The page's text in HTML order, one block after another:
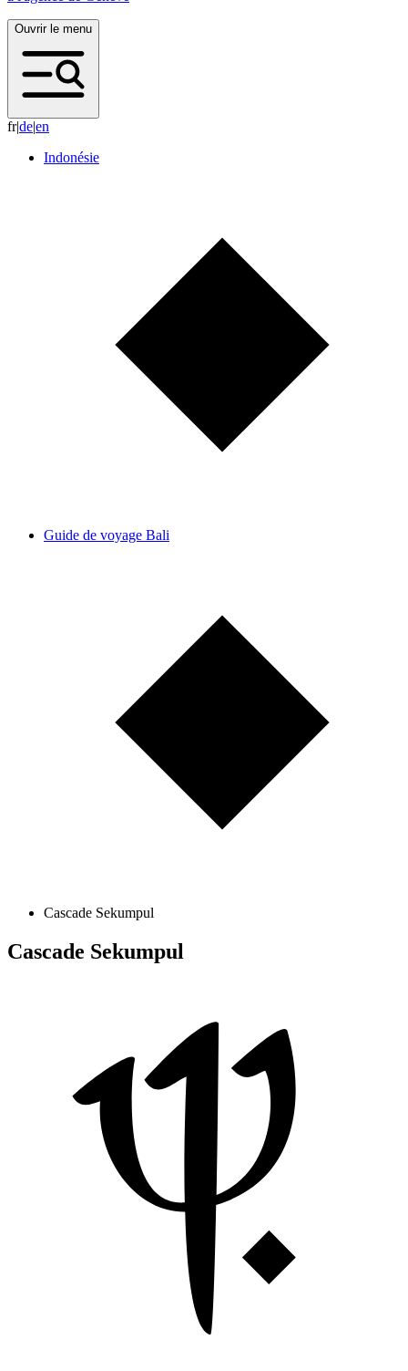
Ouvrir le menu
fr|de|en
Indonésie
Guide de voyage Bali
Cascade Sekumpul
Cascade Sekumpul